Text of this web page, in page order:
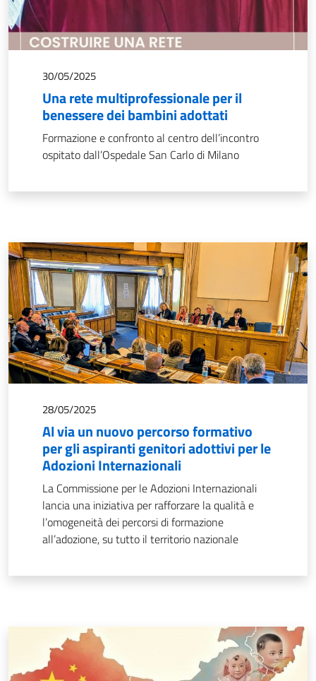
30/05/2025
Una rete multiprofessionale per il
benessere dei bambini adottati
Formazione e confronto al centro dell’incontro
ospitato dall’Ospedale San Carlo di Milano
28/05/2025
Al via un nuovo percorso formativo
per gli aspiranti genitori adottivi per le
Adozioni Internazionali
La Commissione per le Adozioni Internazionali
lancia una iniziativa per rafforzare la qualità e
l’omogeneità dei percorsi di formazione
all’adozione, su tutto il territorio nazionale